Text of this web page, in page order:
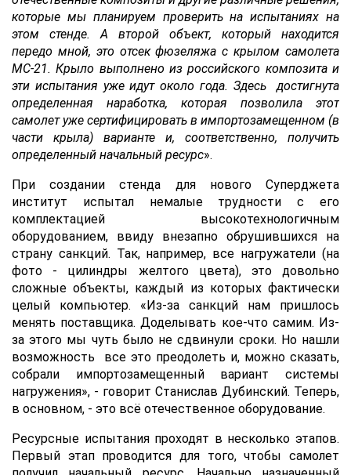
которые мы планируем проверить на испытаниях на
этом стенде. А второй объект, который находится
передо мной, это отсек фюзеляжа с крылом самолета
МС-21. Крыло выполнено из российского композита и
эти испытания уже идут около года. Здесь достигнута
определенная наработка, которая позволила этот
самолет уже сертифицировать в импортозамещенном (в
части крыла) варианте и, соответственно, получить
определенный начальный ресурс».
При создании стенда для нового Суперджета
институт испытал немалые трудности с его
комплектацией высокотехнологичным
оборудованием, ввиду внезапно обрушившихся на
страну санкций. Так, например, все нагружатели (на
фото - цилиндры желтого цвета), это довольно
сложные объекты, каждый из которых фактически
целый компьютер. «Из-за санкций нам пришлось
менять поставщика. Доделывать кое-что самим. Из-
за этого мы чуть было не сдвинули сроки. Но нашли
возможность все это преодолеть и, можно сказать,
собрали импортозамещенный вариант системы
нагружения», - говорит Станислав Дубинский. Теперь,
в основном, - это всё отечественное оборудование.
Ресурсные испытания проходят в несколько этапов.
Первый этап проводится для того, чтобы самолет